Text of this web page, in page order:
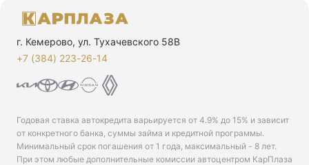
г. Кемерово, ул. Тухачевского 58В
+7 (384) 223-26-14‬
Годовая ставка автокредита варьируется от 4.9% до 15% и зависит
от конкретного банка, суммы займа и кредитной программы.
Минимальный срок погашения от 1 года, максимальный - 8 лет.
При этом любые дополнительные комиссии автоцентром КарПлаза